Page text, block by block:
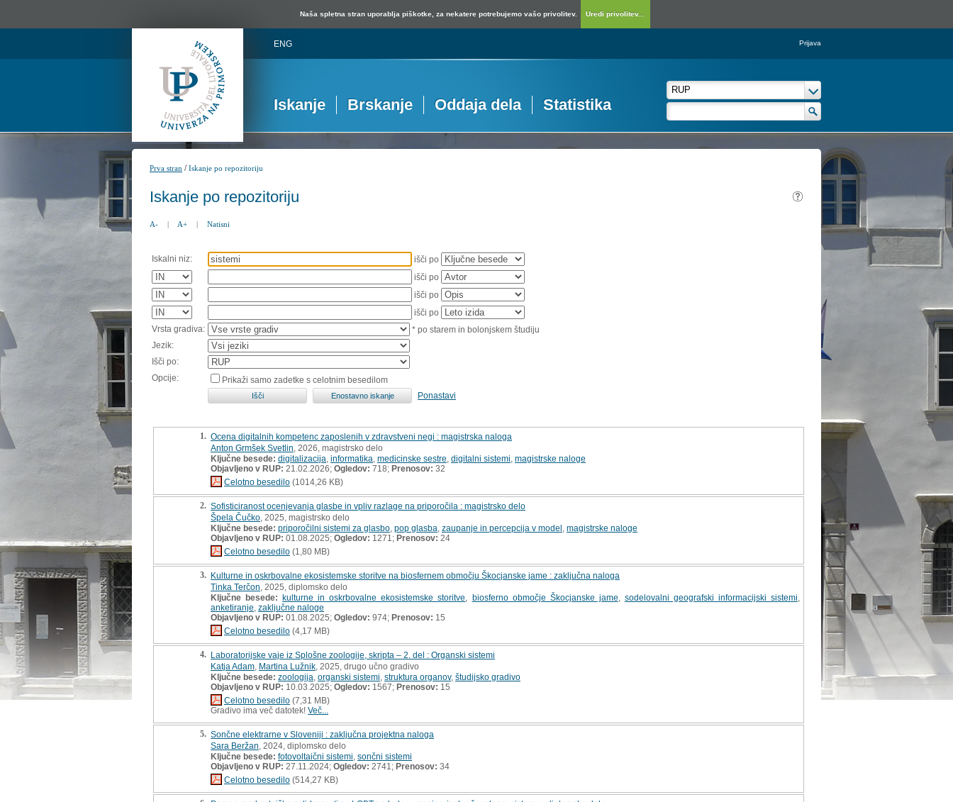
Naša spletna stran uporablja piškotke, za nekatere potrebujemo vašo privolitev. Uredi privolitev...
ENG Prijava
Iskanje Brskanje Oddaja dela Statistika
Prva stran /Iskanje po repozitoriju
Iskanje po repozitoriju
A- | A+ | Natisni
Iskalni niz:
išči po
išči po
išči po
išči po
Vrsta gradiva:
* po starem in bolonjskem študiju
Jezik:
Išči po:
Opcije:
Prikaži samo zadetke s celotnim besedilom
Ponastavi
1. Ocena digitalnih kompetenc zaposlenih v zdravstveni negi : magistrska naloga
Anton Grmšek Svetlin , 2026, magistrsko delo
Ključne besede: digitalizacija informatika medicinske sestre digitalni sistemi magistrske naloge
Objavljeno v RUP: 21.02.2026; Ogledov: 718; Prenosov: 32
Celotno besedilo (1014,26 KB)
2. Sofisticiranost ocenjevanja glasbe in vpliv razlage na priporočila : magistrsko delo
Špela Čučko , 2025, magistrsko delo
Ključne besede: priporočilni sistemi za glasbo pop glasba zaupanje in percepcija v model magistrske naloge
Objavljeno v RUP: 01.08.2025; Ogledov: 1271; Prenosov: 24
Celotno besedilo (1,80 MB)
3. Kulturne in oskrbovalne ekosistemske storitve na biosfernem območju Škocjanske jame : zaključna naloga
Tinka Terčon , 2025, diplomsko delo
Ključne besede: kulturne in oskrbovalne ekosistemske storitve biosferno območje Škocjanske jame sodelovalni geografski informacijski sistemi
anketiranje zaključne naloge
Objavljeno v RUP: 01.08.2025; Ogledov: 974; Prenosov: 15
Celotno besedilo (4,17 MB)
4. Laboratorijske vaje iz Splošne zoologije, skripta – 2. del : Organski sistemi
Katja Adam Martina Lužnik , 2025, drugo učno gradivo
Ključne besede: zoologija organski sistemi struktura organov, študijsko gradivo
Objavljeno v RUP: 10.03.2025; Ogledov: 1567; Prenosov: 15
Celotno besedilo (7,31 MB)
Gradivo ima več datotek! Več...
5. Sončne elektrarne v Sloveniji : zaključna projektna naloga
Sara Beržan , 2024, diplomsko delo
Ključne besede: fotovoltaični sistemi sončni sistemi
Objavljeno v RUP: 27.11.2024; Ogledov: 2741; Prenosov: 34
Celotno besedilo (514,27 KB)